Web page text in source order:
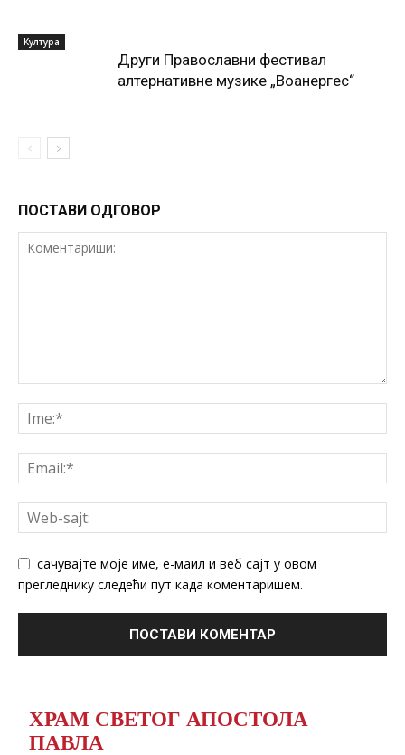
Култура
Други Православни фестивал
алтернативне музике „Воанергес“
ПОСТАВИ ОДГОВОР
сачувајте моје име, е-маил и веб сајт у овом
прегледнику следећи пут када коментаришем.
ХРАМ СВЕТОГ АПОСТОЛА
ПАВЛА